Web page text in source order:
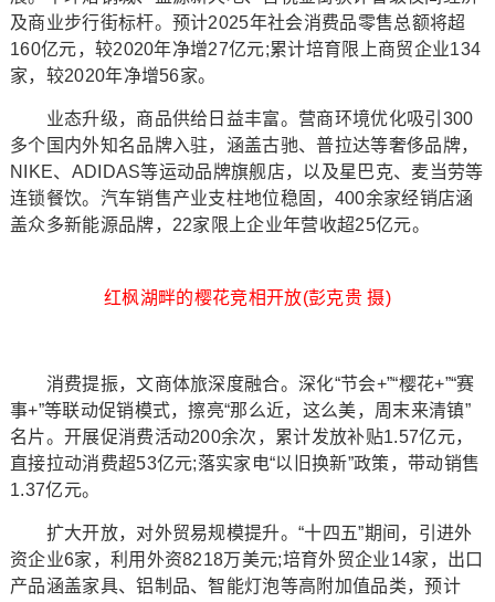
及商业步行街标杆。预计2025年社会消费品零售总额将超
160亿元，较2020年净增27亿元;累计培育限上商贸企业134
家，较2020年净增56家。
业态升级，商品供给日益丰富。营商环境优化吸引300
多个国内外知名品牌入驻，涵盖古驰、普拉达等奢侈品牌，
NIKE、ADIDAS等运动品牌旗舰店，以及星巴克、麦当劳等
连锁餐饮。汽车销售产业支柱地位稳固，400余家经销店涵
盖众多新能源品牌，22家限上企业年营收超25亿元。
红枫湖畔的樱花竞相开放(彭克贵 摄)
消费提振，文商体旅深度融合。深化“节会+”“樱花+”“赛
事+”等联动促销模式，擦亮“那么近，这么美，周末来清镇”
名片。开展促消费活动200余次，累计发放补贴1.57亿元，
直接拉动消费超53亿元;落实家电“以旧换新”政策，带动销售
1.37亿元。
扩大开放，对外贸易规模提升。“十四五”期间，引进外
资企业6家，利用外资8218万美元;培育外贸企业14家，出口
产品涵盖家具、铝制品、智能灯泡等高附加值品类，预计